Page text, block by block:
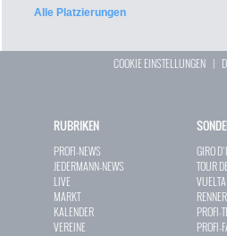
Alle Platzierungen
COOKIE EINSTELLUNGEN |
RUBRIKEN
PROFI-NEWS
JEDERMANN-NEWS
LIVE
MARKT
KALENDER
VEREINE
GIRO
TOUR
PROFI-
PROFI-